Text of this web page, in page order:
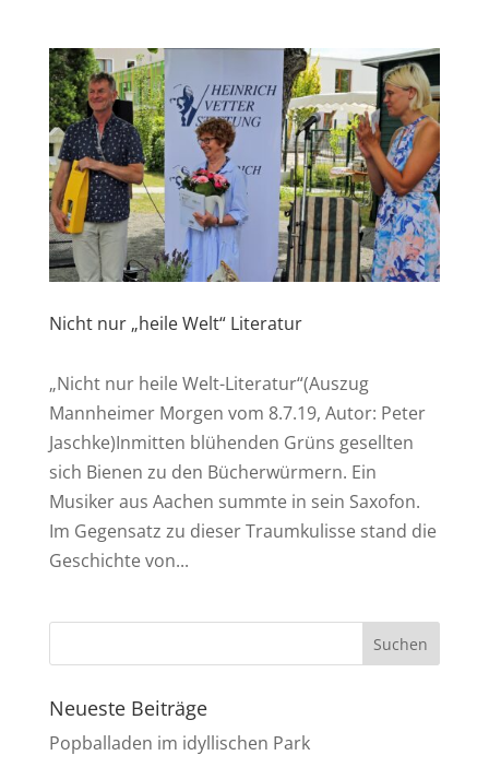
Nicht nur „heile Welt“ Literatur
„Nicht nur heile Welt-Literatur“(Auszug
Mannheimer Morgen vom 8.7.19, Autor: Peter
Jaschke)Inmitten blühenden Grüns gesellten
sich Bienen zu den Bücherwürmern. Ein
Musiker aus Aachen summte in sein Saxofon.
Im Gegensatz zu dieser Traumkulisse stand die
Geschichte von...
Neueste Beiträge
Popballaden im idyllischen Park